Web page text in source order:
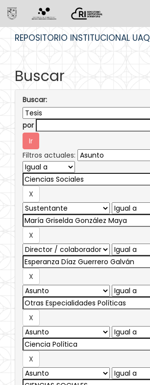
REPOSITORIO INSTITUCIONAL UAQ
Buscar
Buscar:
por
Filtros actuales: